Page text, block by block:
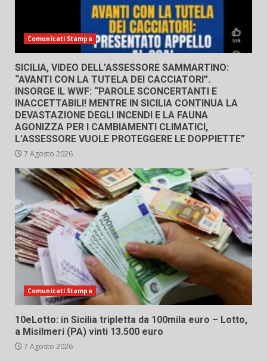
Comunicati Stampa
SICILIA, VIDEO DELL’ASSESSORE SAMMARTINO:
“AVANTI CON LA TUTELA DEI CACCIATORI”.
INSORGE IL WWF: “PAROLE SCONCERTANTI E
INACCETTABILI! MENTRE IN SICILIA CONTINUA LA
DEVASTAZIONE DEGLI INCENDI E LA FAUNA
AGONIZZA PER I CAMBIAMENTI CLIMATICI,
L’ASSESSORE VUOLE PROTEGGERE LE DOPPIETTE”
7 Agosto 2026
Comunicati Stampa
10eLotto: in Sicilia tripletta da 100mila euro – Lotto,
a Misilmeri (PA) vinti 13.500 euro
7 Agosto 2026